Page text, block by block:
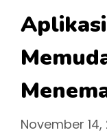
November 14,